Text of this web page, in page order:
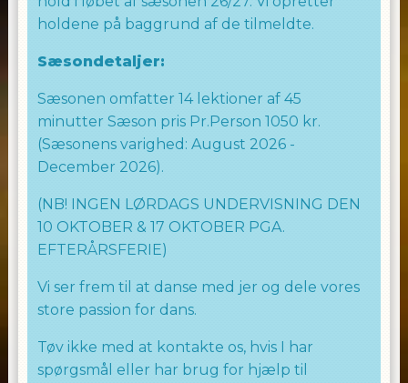
holdene på baggrund af de tilmeldte.
Sæsondetaljer:
Sæsonen omfatter 14 lektioner af 45
minutter Sæson pris Pr.Person 1050 kr.
(Sæsonens varighed: August 2026 -
December 2026).
(NB! INGEN LØRDAGS UNDERVISNING DEN
10 OKTOBER & 17 OKTOBER PGA.
EFTERÅRSFERIE)
Vi ser frem til at danse med jer og dele vores
store passion for dans.
Tøv ikke med at kontakte os, hvis I har
spørgsmål eller har brug for hjælp til